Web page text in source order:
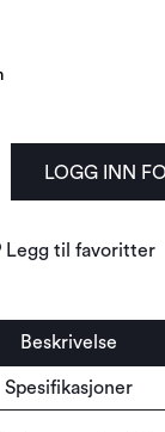
LOGG INN
Legg til favoritter
Beskrivelse
Spesifikasjoner